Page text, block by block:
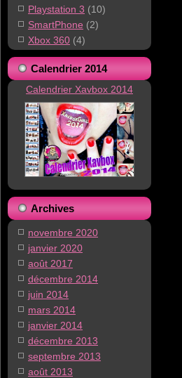
Playstation 3 (10)
SmartPhone (2)
Xbox 360 (4)
Calendrier 2014
Calendrier Xavbox 2014
Archives
novembre 2020
janvier 2020
août 2017
décembre 2014
juin 2014
mars 2014
janvier 2014
décembre 2013
septembre 2013
août 2013